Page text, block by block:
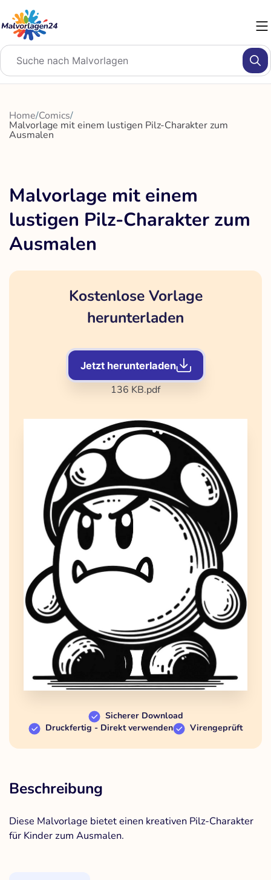
Inhalt
springen
Home/Comics/
Malvorlage mit einem lustigen Pilz-Charakter zum
Ausmalen
Malvorlage mit einem
lustigen Pilz-Charakter zum
Ausmalen
Kostenlose Vorlage
herunterladen
Jetzt herunterladen
136 KB.pdf
Sicherer Download
Druckfertig - Direkt verwenden
Virengeprüft
Beschreibung
Diese Malvorlage bietet einen kreativen Pilz-Charakter
für Kinder zum Ausmalen.